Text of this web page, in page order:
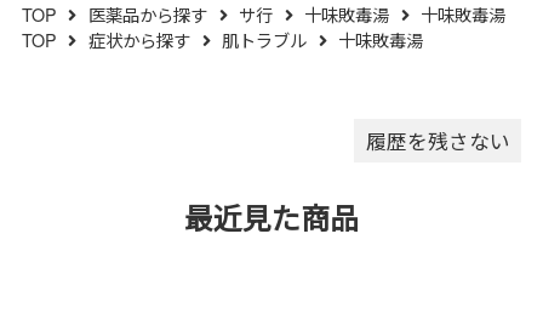
(５)水分が錠剤につきますと､変
色または色むらを生じることが
TOP 医薬品から探す サ行 十味敗毒湯
十味敗毒湯
TOP
症状から探す 肌トラブル 十味敗毒湯
履歴を残さない
最近見た商品